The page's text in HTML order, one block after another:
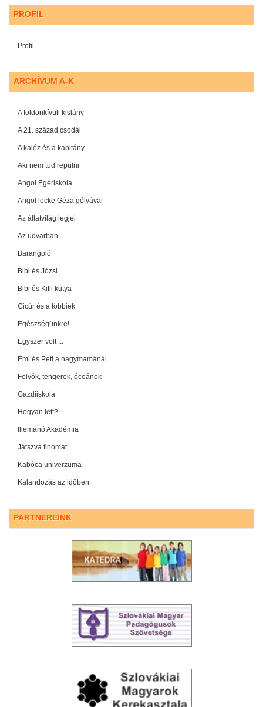
PROFIL
Profil
ARCHÍVUM A-K
A földönkívüli kislány
A 21. század csodái
A kalóz és a kapitány
Aki nem tud repülni
Angol Egériskola
Angol lecke Géza gólyával
Az állatvilág legjei
Az udvarban
Barangoló
Bibi és Józsi
Bibi és Kifli kutya
Cicúr és a többiek
Egészségünkre!
Egyszer volt ...
Emi és Peti a nagymamánál
Folyók, tengerek, óceánok
Gazdiiskola
Hogyan lett?
Illemanó Akadémia
Játszva finomat
Kabóca univerzuma
Kalandozás az időben
PARTNEREINK